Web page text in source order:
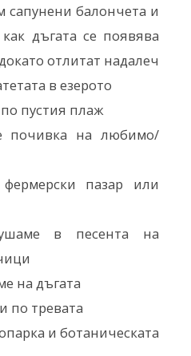
сапунени балончета и
дъгата се появява
отлитат надалеч
в езерото
пустия плаж
почивка на любимо/
пазар или
в песента на
на дъгата
по тревата
и ботаническата